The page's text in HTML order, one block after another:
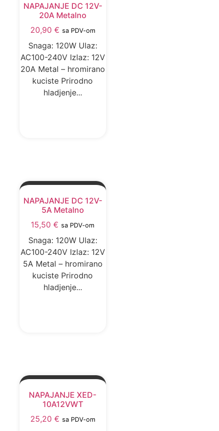
NAPAJANJE DC 12V-
20A Metalno
20,90 € sa PDV-om
Snaga: 120W Ulaz:
AC100-240V Izlaz: 12V
20A Metal – hromirano
kuciste Prirodno
hladjenje...
NAPAJANJE DC 12V-
5A Metalno
15,50€ sa PDV-om
Snaga: 120W Ulaz:
AC100-240V Izlaz: 12V
5A Metal – hromirano
kuciste Prirodno
hladjenje...
NAPAJANJE XED-
10A12VWT
25,20 € sa PDV-om